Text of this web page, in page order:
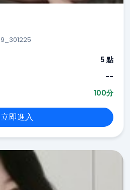
5 點
--
100分
立即進入